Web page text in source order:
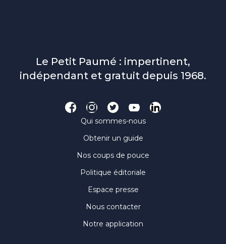
Le Petit Paumé : impertinent,
indépendant et gratuit depuis 1968.
Qui sommes-nous
Obtenir un guide
Nos coups de pouce
Politique éditoriale
Espace presse
Nous contacter
Notre application